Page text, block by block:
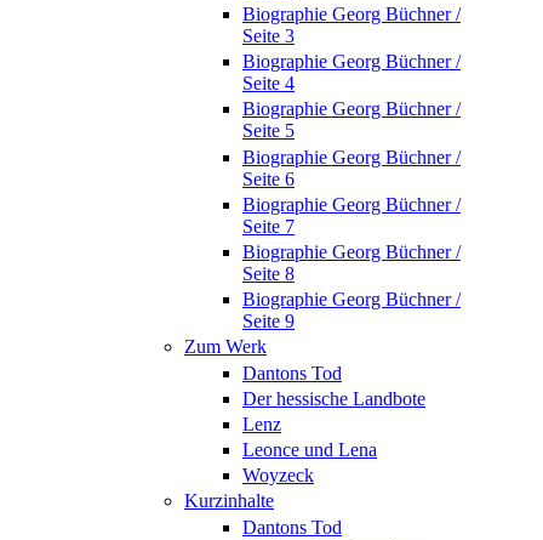
Biographie Georg Büchner /
Seite 3
Biographie Georg Büchner /
Seite 4
Biographie Georg Büchner /
Seite 5
Biographie Georg Büchner /
Seite 6
Biographie Georg Büchner /
Seite 7
Biographie Georg Büchner /
Seite 8
Biographie Georg Büchner /
Seite 9
Zum Werk
Dantons Tod
Der hessische Landbote
Lenz
Leonce und Lena
Woyzeck
Kurzinhalte
Dantons Tod